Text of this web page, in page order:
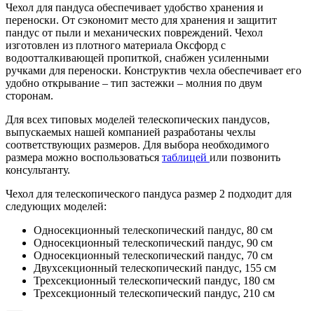
Чехол для пандуса обеспечивает удобство хранения и
переноски. От сэкономит место для хранения и защитит
пандус от пыли и механических повреждений. Чехол
изготовлен из плотного материала Оксфорд с
водоотталкивающей пропиткой, снабжен усиленными
ручками для переноски. Конструктив чехла обеспечивает его
удобно открывание – тип застежки – молния по двум
сторонам.
Для всех типовых моделей телескопических пандусов,
выпускаемых нашей компанией разработаны чехлы
соответствующих размеров. Для выбора необходимого
размера можно воспользоваться таблицей или позвонить
консультанту.
Чехол для телескопического пандуса размер 2 подходит для
следующих моделей:
Односекционный телескопический пандус, 80 см
Односекционный телескопический пандус, 90 см
Односекционный телескопический пандус, 70 см
Двухсекционный телескопический пандус, 155 см
Трехсекционный телескопический пандус, 180 см
Трехсекционный телескопический пандус, 210 см